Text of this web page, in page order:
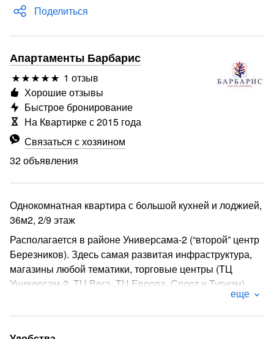
Поделиться
Апартаменты Барбарис
1 отзыв
Связаться с хозяином
32 объявления
Хорошие отзывы
Быстрое бронирование
На Квартирке с 2015 года
Однокомнатная квартира с большой кухней и лоджией,
36м2, 2/9 этаж
Располагается в районе Универсама-2 (“второй” центр
Березников). Здесь самая развитая инфраструктура,
магазины любой тематики, торговые центры (ТЦ
Универсам-2, ТЦ Вега, ТЦ Европа, Спорт и Туризм),
продуктовый гипермаркет Семья, продуктовый
еще